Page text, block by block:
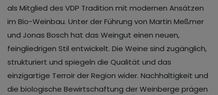
als Mitglied des VDP Tradition mit modernen Ansätzen
im Bio-Weinbau. Unter der Führung von Martin Meßmer
und Jonas Bosch hat das Weingut einen neuen,
feingliedrigen Stil entwickelt. Die Weine sind zugänglich,
strukturiert und spiegeln die Qualität und das
einzigartige Terroir der Region wider. Nachhaltigkeit und
die biologische Bewirtschaftung der Weinberge prägen